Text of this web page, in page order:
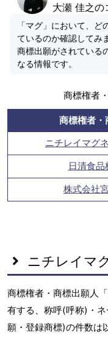
大瀬 佳之の
「マグ」において、
ているのか確認してみ
商標出願がされている
なる情報です。
商標権者
商標権者・
ニチレイマグ
日清食品
株式会社
ニチレイマ
商標権者・商標出願人「
有する、称呼(呼称)・
願・登録商標)の件数は